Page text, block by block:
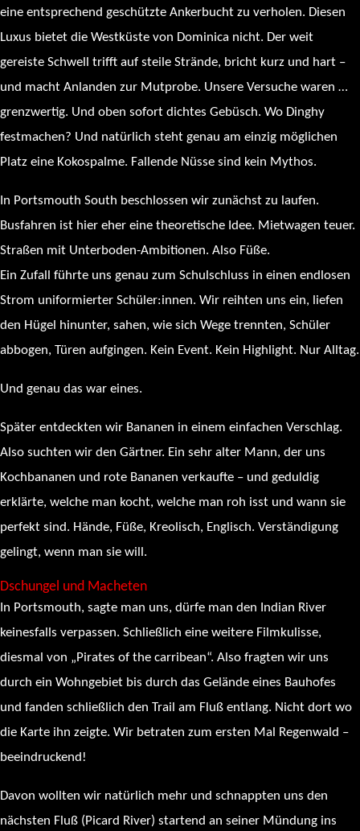
eine entsprechend geschützte Ankerbucht zu verholen. Diesen
Luxus bietet die Westküste von Dominica nicht. Der weit
gereiste Schwell trifft auf steile Strände, bricht kurz und hart –
und macht Anlanden zur Mutprobe. Unsere Versuche waren …
grenzwertig. Und oben sofort dichtes Gebüsch. Wo Dinghy
festmachen? Und natürlich steht genau am einzig möglichen
Platz eine Kokospalme. Fallende Nüsse sind kein Mythos.
In Portsmouth South beschlossen wir zunächst zu laufen.
Busfahren ist hier eher eine theoretische Idee. Mietwagen teuer.
Straßen mit Unterboden-Ambitionen. Also Füße.
Ein Zufall führte uns genau zum Schulschluss in einen endlosen
Strom uniformierter Schüler:innen. Wir reihten uns ein, liefen
den Hügel hinunter, sahen, wie sich Wege trennten, Schüler
abbogen, Türen aufgingen. Kein Event. Kein Highlight. Nur Alltag.
Und genau das war eines.
Später entdeckten wir Bananen in einem einfachen Verschlag.
Also suchten wir den Gärtner. Ein sehr alter Mann, der uns
Kochbananen und rote Bananen verkaufte – und geduldig
erklärte, welche man kocht, welche man roh isst und wann sie
perfekt sind. Hände, Füße, Kreolisch, Englisch. Verständigung
gelingt, wenn man sie will.
Dschungel und Macheten
In Portsmouth, sagte man uns, dürfe man den Indian River
keinesfalls verpassen. Schließlich eine weitere Filmkulisse,
diesmal von „Pirates of the carribean“. Also fragten wir uns
durch ein Wohngebiet bis durch das Gelände eines Bauhofes
und fanden schließlich den Trail am Fluß entlang. Nicht dort wo
die Karte ihn zeigte. Wir betraten zum ersten Mal Regenwald –
beeindruckend!
Davon wollten wir natürlich mehr und schnappten uns den
nächsten Fluß (Picard River) startend an seiner Mündung ins